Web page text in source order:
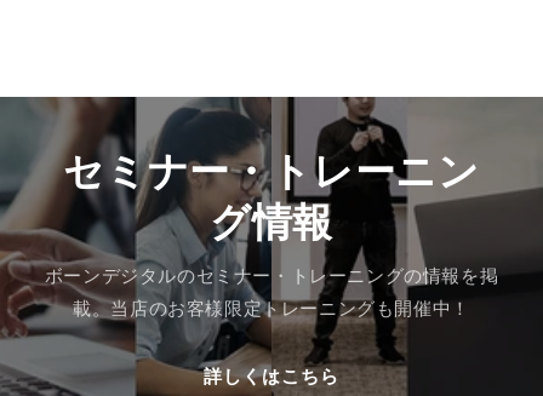
セミナー・トレーニン
グ情報
ボーンデジタルのセミナー・トレーニングの情報を掲
載。当店のお客様限定トレーニングも開催中！
詳しくはこちら